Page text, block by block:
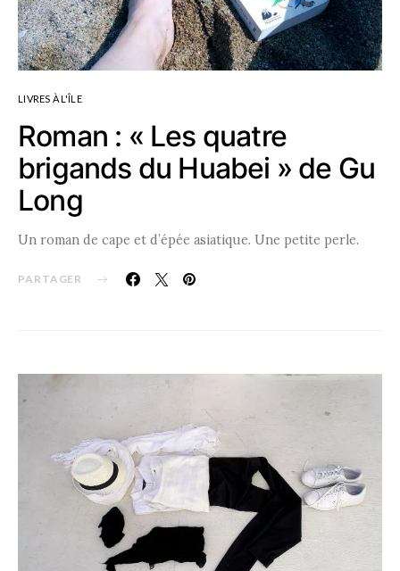
LIVRES À L'ÎLE
Roman : « Les quatre
brigands du Huabei » de Gu
Long
Un roman de cape et d’épée asiatique. Une petite perle.
PARTAGER